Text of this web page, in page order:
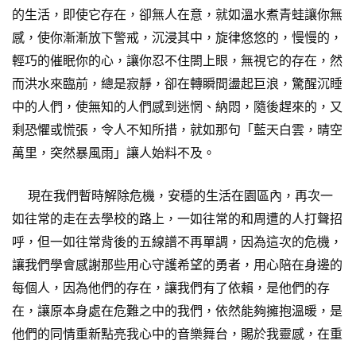
的生活，即使它存在，卻無人在意，就如溫水煮青蛙讓你無
感，使你漸漸放下警戒，沉浸其中，旋律悠悠的，慢慢的，
輕巧的催眠你的心，讓你忍不住閤上眼，無視它的存在，然
而洪水來臨前，總是寂靜，卻在轉瞬間盪起巨浪，驚醒沉睡
中的人們，使無知的人們感到迷惘、納悶，隨後趕來的，又
剩恐懼或慌張，令人不知所措，就如那句「藍天白雲，晴空
萬里，突然暴風雨」讓人始料不及。
現在我們暫時解除危機，安穩的生活在園區內，再次一
如往常的走在去學校的路上，一如往常的和周遭的人打聲招
呼，但一如往常背後的五線譜不再單調，因為這次的危機，
讓我們學會感謝那些用心守護希望的勇者，用心陪在身邊的
每個人，因為他們的存在，讓我們有了依賴，是他們的存
在，讓原本身處在危難之中的我們，依然能夠擁抱溫暖，是
他們的同情重新點亮我心中的音樂舞台，賜於我靈感，在重